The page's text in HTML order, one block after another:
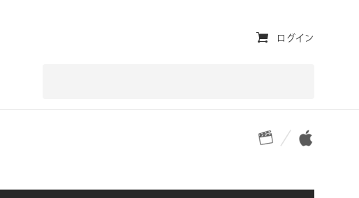
ユ
ィ
リ
ィ・
ログイン
対応プラットフォーム 対応OS